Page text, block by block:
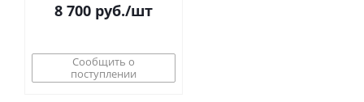
8 700 руб./шт
Сообщить о
поступлении